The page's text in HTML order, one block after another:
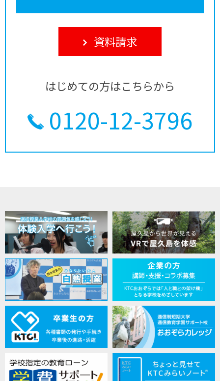
資料請求
はじめての方はこちらから
0120-12-3796